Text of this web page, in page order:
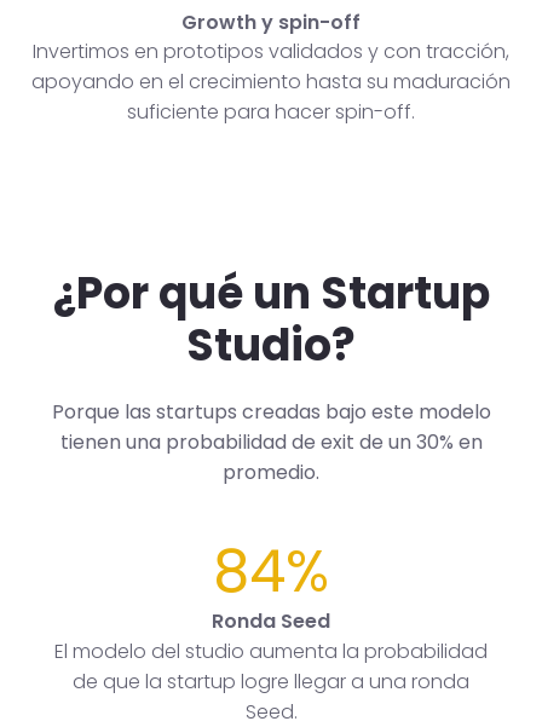
Growth y spin-off
Invertimos en prototipos validados y con tracción,
apoyando en el crecimiento hasta su maduración
suficiente para hacer spin-off.
¿Por qué un Startup
Studio?
Porque las startups creadas bajo este modelo
tienen una probabilidad de exit de un 30% en
promedio.
84%
Ronda Seed
El modelo del studio aumenta la probabilidad
de que la startup logre llegar a una ronda
Seed.